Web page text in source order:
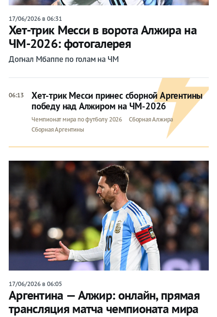
17/06/2026 в 06:31
Хет-трик Месси в ворота Алжира на
ЧМ-2026: фотогалерея
Догнал Мбаппе по голам на ЧМ
06:13
Хет-трик Месси принес сборной Аргентины
победу над Алжиром на ЧМ-2026
Чемпионат мира по футболу 2026
Сборная Алжира
Сборная Аргентины
17/06/2026 в 06:05
Аргентина — Алжир: онлайн, прямая
трансляция матча чемпионата мира